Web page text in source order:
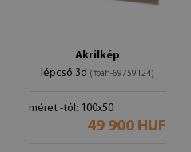
Akrilkép
lépcső 3d (#oah-69759124)
méret -tól: 100x50
49 900 HUF